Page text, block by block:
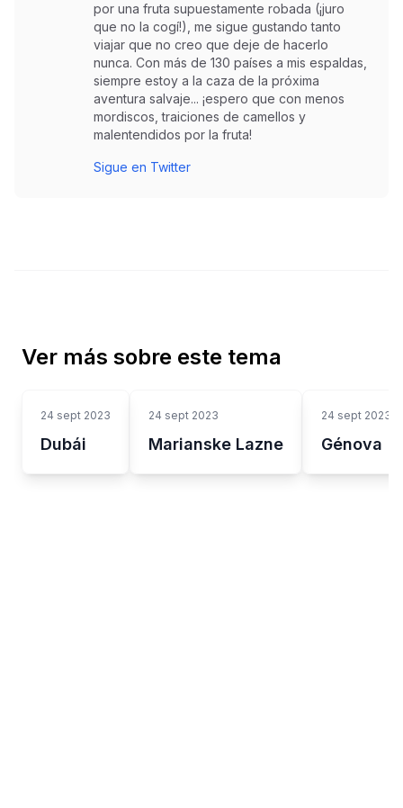
por una fruta supuestamente robada (¡juro
que no la cogí!), me sigue gustando tanto
viajar que no creo que deje de hacerlo
nunca. Con más de 130 países a mis espaldas,
siempre estoy a la caza de la próxima
aventura salvaje... ¡espero que con menos
mordiscos, traiciones de camellos y
malentendidos por la fruta!
Sigue en Twitter
Ver más sobre este tema
24 sept 2023
Dubái
24 sept 2023
Marianske Lazne
24 sept 2023
Génova